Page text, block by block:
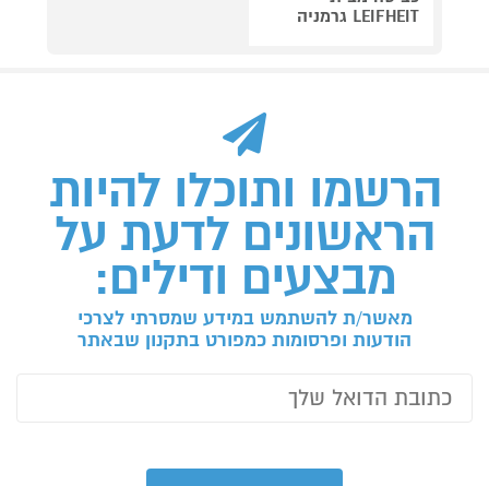
LEIFHEIT גרמניה
הרשמו ותוכלו להיות
הראשונים לדעת על
מבצעים ודילים:
מאשר/ת להשתמש במידע שמסרתי לצרכי
הודעות ופרסומות כמפורט בתקנון שבאתר